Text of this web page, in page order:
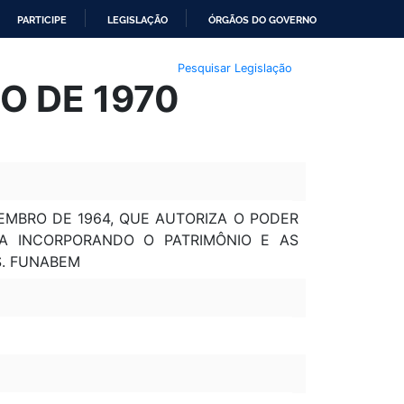
PARTICIPE LEGISLAÇÃO ÓRGÃOS DO GOVERNO
Pesquisar Legislação
DE 1970
DE 1964, QUE AUTORIZA O PODER
O PATRIMÔNIO E AS
FUNABEM